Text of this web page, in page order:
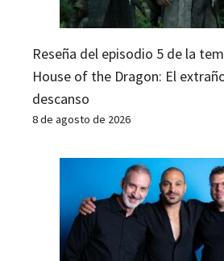
Reseña del episodio 5 de la
House of the Dragon: El
descanso
8 de agosto de 2026